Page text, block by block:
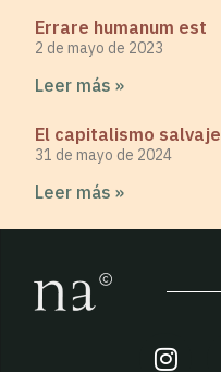
Errare humanum est
2 de mayo de 2023
Leer más »
El capitalismo salvaje
31 de mayo de 2024
Leer más »